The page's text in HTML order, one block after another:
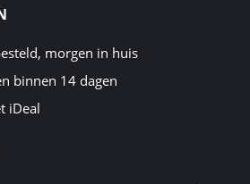
morgen in huis
binnen 14 dagen
iDeal